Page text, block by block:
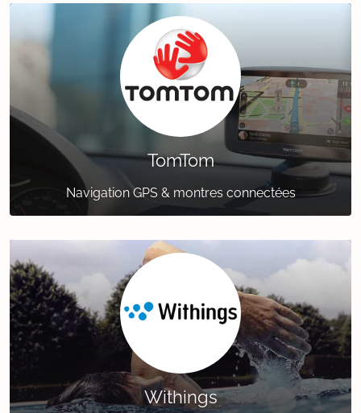
TomTom
Navigation GPS & montres connectées
Withings